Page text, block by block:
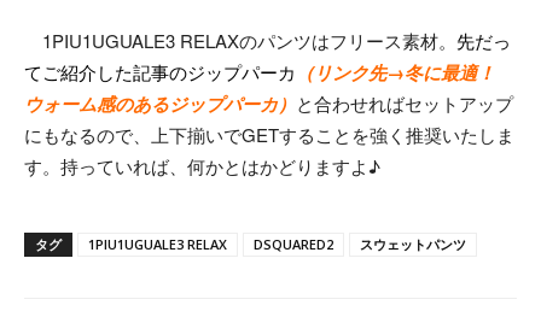
1PIU1UGUALE3 RELAXのパンツはフリース素材。 先だっ
てご紹介した記事のジップパーカ （リンク先→冬に最適！
ウォーム感のあるジップパーカ） と合わせればセットアップ
にもなるので、上下揃いでGETすることを強く推奨いたしま
す。持っていれば、何かとはかどりますよ♪
タグ 1PIU1UGUALE3 RELAX DSQUARED2 スウェットパンツ